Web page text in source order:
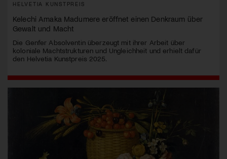
HELVETIA KUNSTPREIS
Kelechi Amaka Madumere eröffnet einen Denkraum über
Gewalt und Macht
Die Genfer Absolventin überzeugt mit ihrer Arbeit über
koloniale Machtstrukturen und Ungleichheit und erhielt dafür
den Helvetia Kunstpreis 2025.